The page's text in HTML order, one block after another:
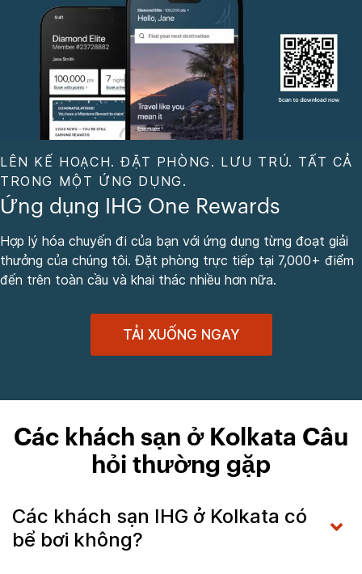
LÊN KẾ HOẠCH. ĐẶT PHÒNG. LƯU TRÚ. TẤT CẢ
TRONG MỘT ỨNG DỤNG.
Ứng dụng IHG One Rewards
Hợp lý hóa chuyến đi của bạn với ứng dụng từng đoạt giải
thưởng của chúng tôi. Đặt phòng trực tiếp tại 7,000+ điểm
đến trên toàn cầu và khai thác nhiều hơn nữa.
TẢI XUỐNG NGAY
Các khách sạn ở Kolkata Câu
hỏi thường gặp
Các khách sạn IHG ở Kolkata có
bể bơi không?